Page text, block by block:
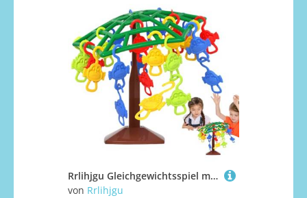
Rrlihjgu Gleichgewichtsspiel mit Affen, interaktives Balance-Spielzeug für Kinder, pädagogische Aktivitäten mit Blöcken für die Vorschule, Geschenke ab 3 Jahren
von Rrlihjgu